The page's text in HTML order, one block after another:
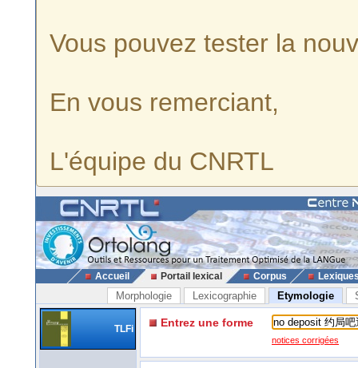
Vous pouvez tester la
En vous remerciant,
L'équipe du CNRTL
Accueil Portail lexical Corpus
Morphologie Lexicographie Etymologie
TLFi Entrez une forme
notices corrigées